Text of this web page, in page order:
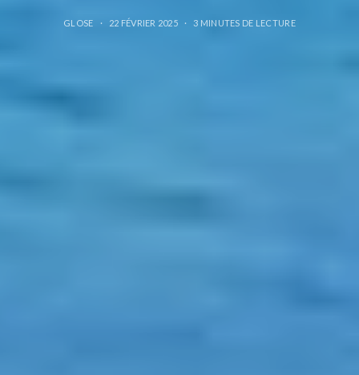
GLOSE 22 FÉVRIER 2025 3 MINUTES DE LECTURE